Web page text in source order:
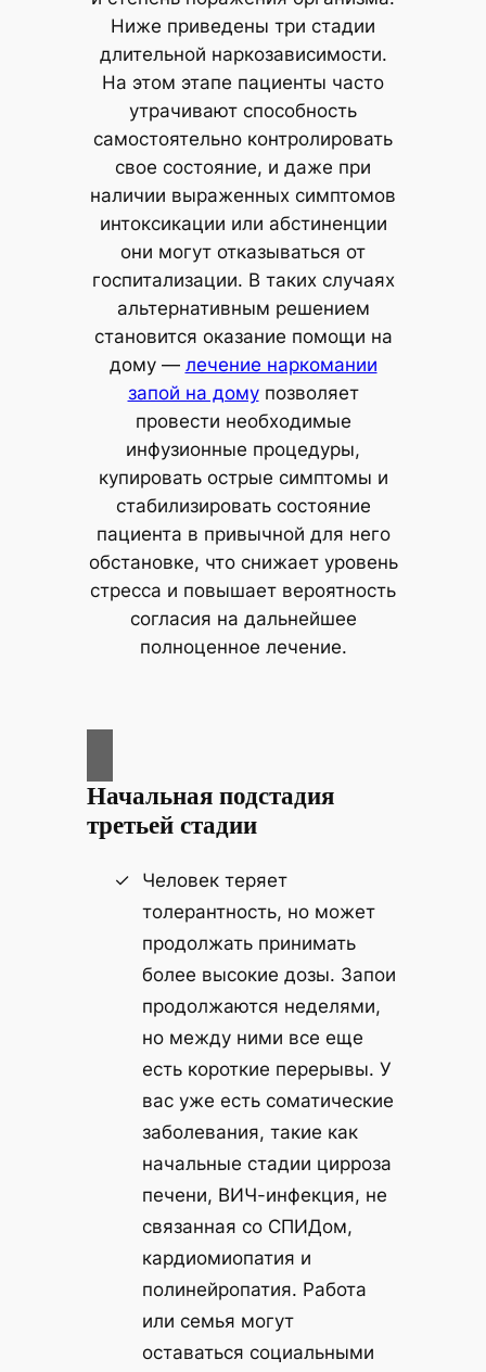
Ниже приведены три стадии
длительной наркозависимости.
На этом этапе пациенты часто
утрачивают способность
самостоятельно контролировать
свое состояние, и даже при
наличии выраженных симптомов
интоксикации или абстиненции
они могут отказываться от
госпитализации. В таких случаях
альтернативным решением
становится оказание помощи на
дому — лечение наркомании
запой на домупозволяет
провести необходимые
инфузионные процедуры,
купировать острые симптомы и
стабилизировать состояние
пациента в привычной для него
обстановке, что снижает уровень
стресса и повышает вероятность
согласия на дальнейшее
полноценное лечение.
Начальная подстадия
третьей стадии
Человек теряет
толерантность, но может
продолжать принимать
более высокие дозы. Запои
продолжаются неделями,
но между ними все еще
есть короткие перерывы. У
вас уже есть соматические
заболевания, такие как
начальные стадии цирроза
печени, ВИЧ-инфекция, не
связанная со СПИДом,
кардиомиопатия и
полинейропатия. Работа
или семья могут
оставаться социальными